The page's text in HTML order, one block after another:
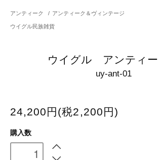
アンティーク / アンティーク＆ヴィンテージ
ウイグル民族雑貨
ウイグル アンティー
uy-ant-01
24,200円(税2,200円)
購入数